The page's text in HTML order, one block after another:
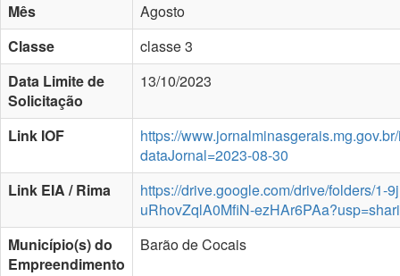
Mês
Agosto
Classe
classe 3
Data Limite de
Solicitação
13/10/2023
Link IOF
https://
dataJornal=2023-08-30
Link EIA / Rima
https://drive.google.com/drive/folders/1-
uRhovZqlA0MfiN-
Município(s) do
Empreendimento
Barão de Cocais